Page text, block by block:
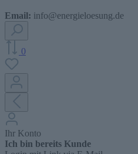
Email: info@energieloesung.de
0
Ihr Konto
Ich bin bereits Kunde